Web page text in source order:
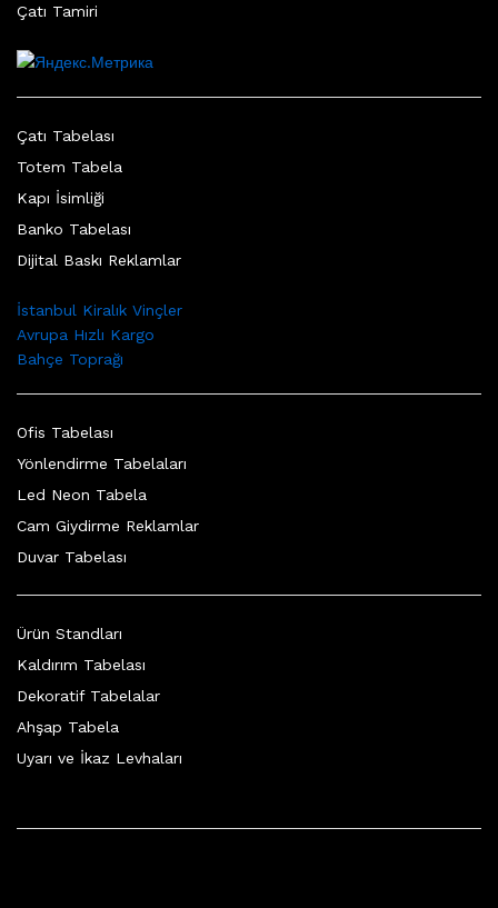
Çatı Tamiri
Çatı Tabelası
Totem Tabela
Kapı İsimliği
Banko Tabelası
Dijital Baskı Reklamlar
İstanbul Kiralık Vinçler
Avrupa Hızlı Kargo
Bahçe Toprağı
Ofis Tabelası
Yönlendirme Tabelaları
Led Neon Tabela
Cam Giydirme Reklamlar
Duvar Tabelası
Ürün Standları
Kaldırım Tabelası
Dekoratif Tabelalar
Ahşap Tabela
Uyarı ve İkaz Levhaları